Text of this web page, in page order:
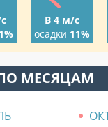
В 4 м/с
осадки 11%
МЕСЯЦАМ